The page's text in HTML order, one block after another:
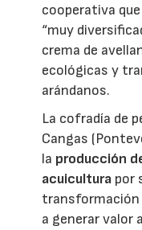
cooperativa
“muy
crema de
ecológicas y
arándanos.
La cofradía de
Cangas
la producción
acuicultura por
transformación
a generar valor